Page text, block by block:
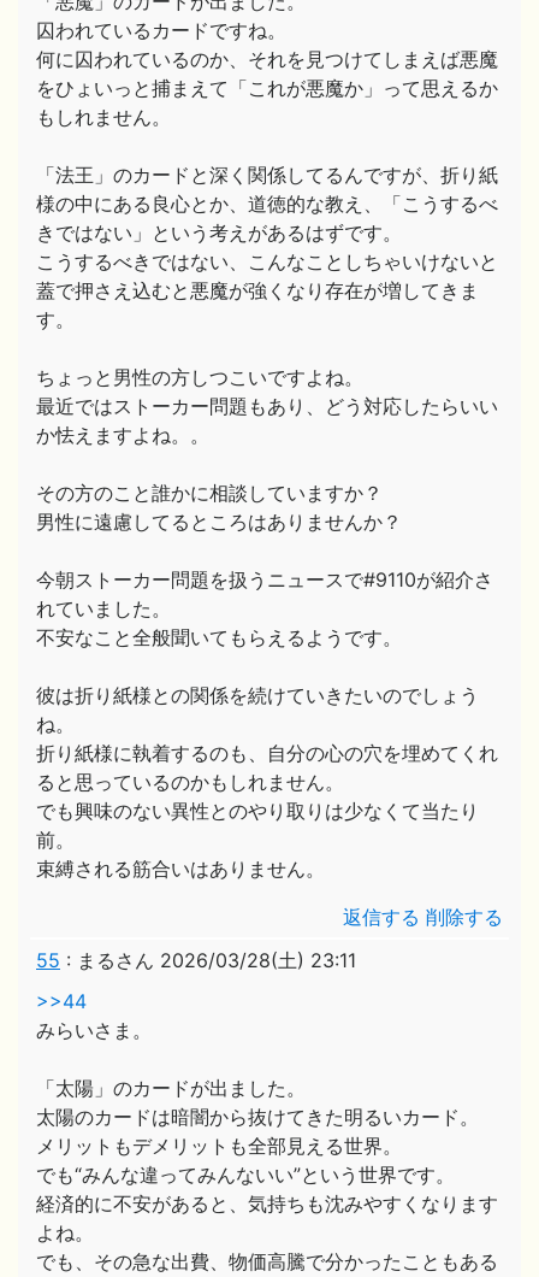
囚われているカードですね。
何に囚われているのか、それを見つけてしまえば悪魔
をひょいっと捕まえて「これが悪魔か」って思えるか
もしれません。
「法王」のカードと深く関係してるんですが、折り紙
様の中にある良心とか、道徳的な教え、「こうするべ
きではない」という考えがあるはずです。
こうするべきではない、こんなことしちゃいけないと
蓋で押さえ込むと悪魔が強くなり存在が増してきま
す。
ちょっと男性の方しつこいですよね。
最近ではストーカー問題もあり、どう対応したらいい
か怯えますよね。。
その方のこと誰かに相談していますか？
男性に遠慮してるところはありませんか？
今朝ストーカー問題を扱うニュースで#9110が紹介さ
れていました。
不安なこと全般聞いてもらえるようです。
彼は折り紙様との関係を続けていきたいのでしょう
ね。
折り紙様に執着するのも、自分の心の穴を埋めてくれ
ると思っているのかもしれません。
でも興味のない異性とのやり取りは少なくて当たり
前。
束縛される筋合いはありません。
返信する 削除する
55 : まるさん 2026/03/28(土) 23:11
>>44
みらいさま。
「太陽」のカードが出ました。
太陽のカードは暗闇から抜けてきた明るいカード。
メリットもデメリットも全部見える世界。
でも“みんな違ってみんないい”という世界です。
経済的に不安があると、気持ちも沈みやすくなります
よね。
でも、その急な出費、物価高騰で分かったこともある